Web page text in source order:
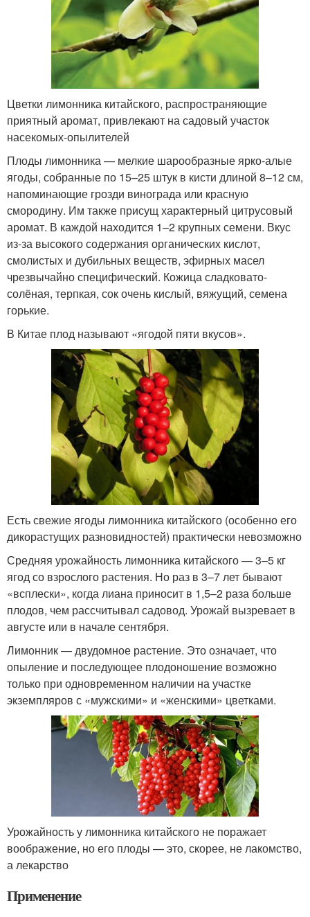
Цветки лимонника китайского, распространяющие
приятный аромат, привлекают на садовый участок
насекомых-опылителей
Плоды лимонника — мелкие шарообразные ярко-алые
ягоды, собранные по 15–25 штук в кисти длиной 8–12 см,
напоминающие грозди винограда или красную
смородину. Им также присущ характерный цитрусовый
аромат. В каждой находится 1–2 крупных семени. Вкус
из-за высокого содержания органических кислот,
смолистых и дубильных веществ, эфирных масел
чрезвычайно специфический. Кожица сладковато-
солёная, терпкая, сок очень кислый, вяжущий, семена
горькие.
В Китае плод называют «ягодой пяти вкусов».
Есть свежие ягоды лимонника китайского (особенно его
дикорастущих разновидностей) практически невозможно
Средняя урожайность лимонника китайского — 3–5 кг
ягод со взрослого растения. Но раз в 3–7 лет бывают
«всплески», когда лиана приносит в 1,5–2 раза больше
плодов, чем рассчитывал садовод. Урожай вызревает в
августе или в начале сентября.
Лимонник — двудомное растение. Это означает, что
опыление и последующее плодоношение возможно
только при одновременном наличии на участке
экземпляров с «мужскими» и «женскими» цветками.
Урожайность у лимонника китайского не поражает
воображение, но его плоды — это, скорее, не лакомство,
а лекарство
Применение